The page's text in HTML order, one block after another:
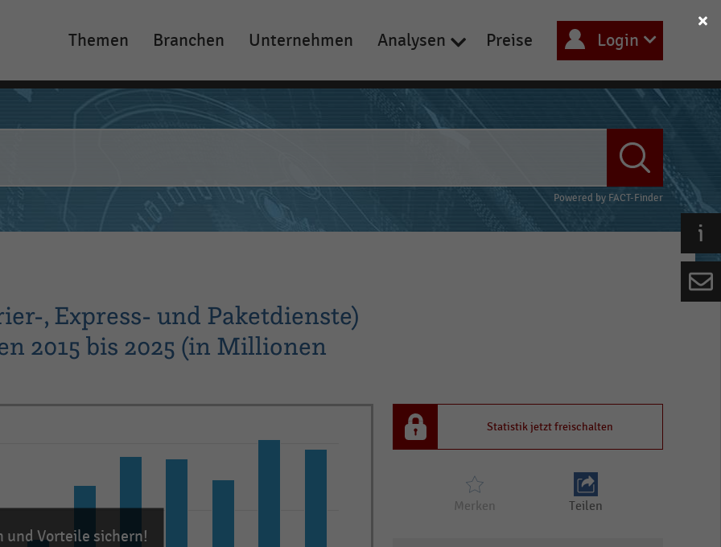
Main
navigation
Themen Branchen Unternehmen Analysen Preise Login
Powered by FACT-Finder
, Express- und Paketdienste)
2015 bis 2025 (in Millionen
und Vorteile sichern!
Statistik jetzt freischalten
Merken Teilen